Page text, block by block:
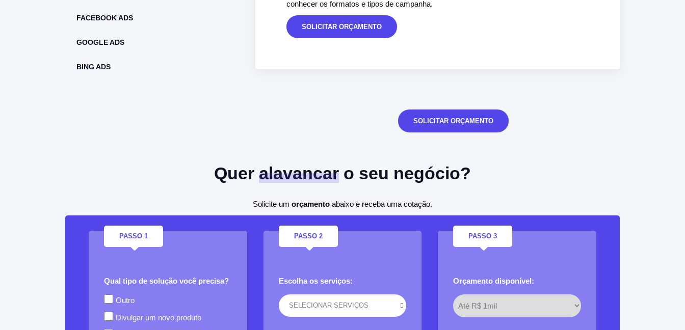
FACEBOOK ADS
GOOGLE ADS
BING ADS
conhecer os formatos e tipos de campanha.
SOLICITAR ORÇAMENTO
SOLICITAR ORÇAMENTO
Quer alavancar o seu negócio?
Solicite um orçamento abaixo e receba uma cotação.
PASSO 1
Qual tipo de solução você precisa?
Outro
Divulgar um novo produto
PASSO 2
Escolha os serviços:
SELECIONAR SERVIÇOS
PASSO 3
Orçamento disponível: